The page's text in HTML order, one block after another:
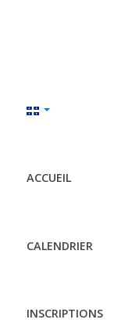
ACCUEIL
CALENDRIER
INSCRIPTIONS